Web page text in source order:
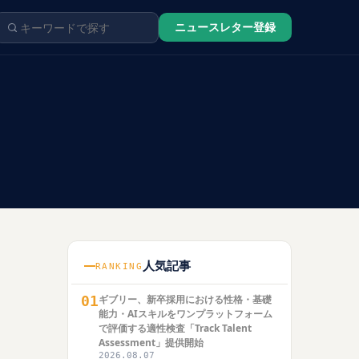
ニュースレター登録
RANKING 人気記事
01ギブリー、新卒採用における性格・基礎
能力・AIスキルをワンプラットフォーム
で評価する適性検査「Track Talent
Assessment」提供開始
2026.08.07